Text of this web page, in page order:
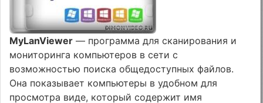
MyLanViewer — программа для сканирования и
мониторинга компьютеров в сети с
возможностью поиска общедоступных файлов.
Она показывает компьютеры в удобном для
просмотра виде, который содержит имя